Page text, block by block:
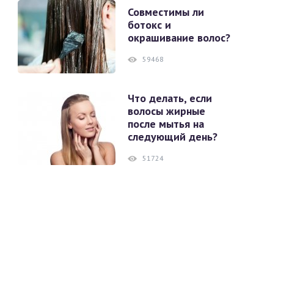
Совместимы ли
ботокс и
окрашивание волос?
59468
Что делать, если
волосы жирные
после мытья на
следующий день?
51724